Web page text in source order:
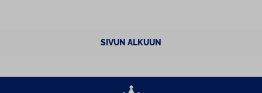
SIVUN ALKUUN